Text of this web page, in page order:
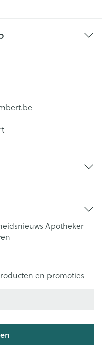
Apotheker
en promoties